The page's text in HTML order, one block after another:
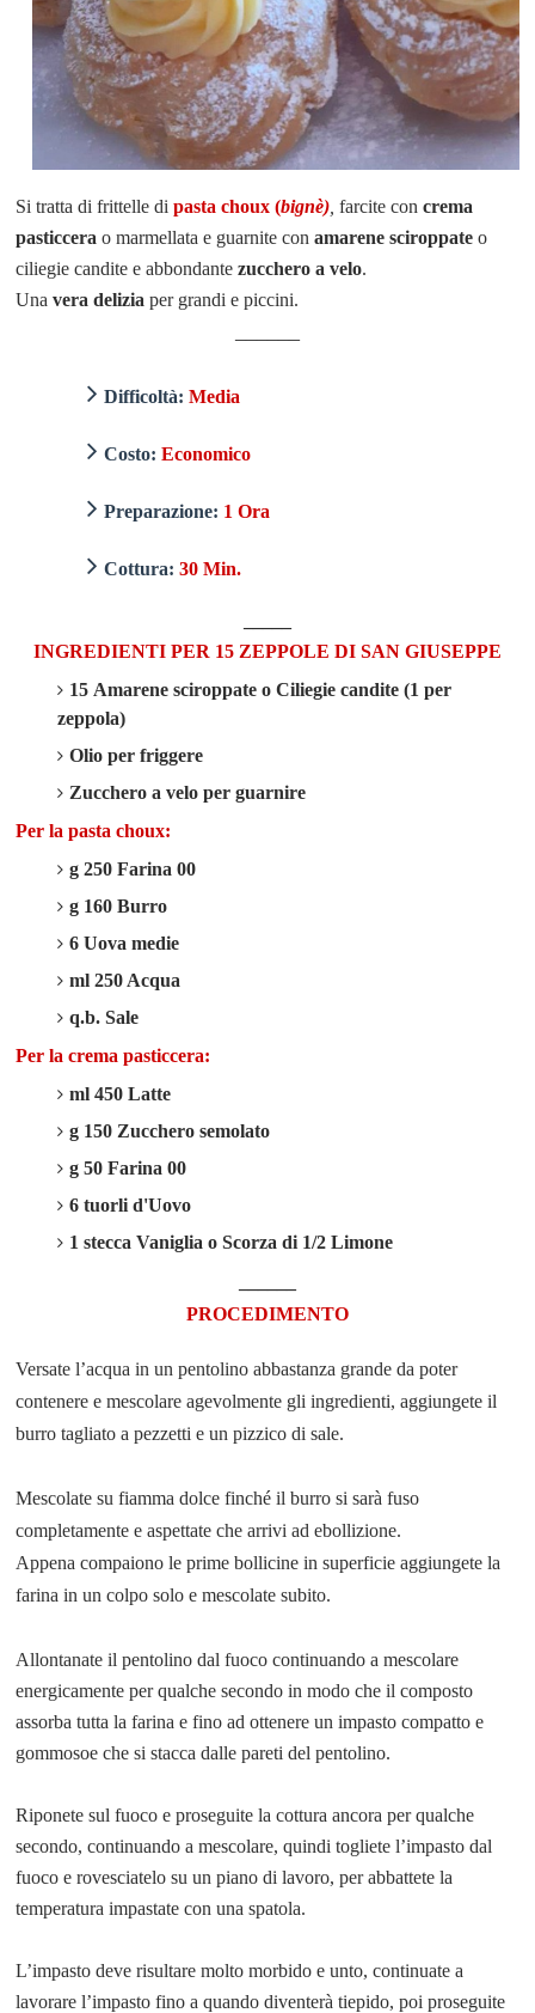
Si tratta di frittelle dipasta choux (bignè), farcite concrema
pasticcera o marmellata e guarnite conamarene sciroppate o
ciliegie candite e abbondantezucchero a velo.
Unavera delizia per grandi e piccini.
Difficoltà:Media
Costo: Economico
Preparazione: 1 Ora
Cottura:30 Min.
INGREDIENTI PER 15 ZEPPOLE DI SAN GIUSEPPE
15 Amarene sciroppate o Ciliegie candite (1 per
zeppola)
Olio per friggere
Zucchero a velo per guarnire
Per la pasta choux:
g 250 Farina 00
g 160 Burro
6 Uova medie
ml 250 Acqua
q.b. Sale
Per la crema pasticcera:
ml 450 Latte
g 150 Zucchero semolato
g 50 Farina 00
6 tuorli d'Uovo
1 stecca Vaniglia o Scorza di 1/2 Limone
PROCEDIMENTO
Versate l’acqua in un pentolino abbastanza grande da poter
contenere e mescolare agevolmente gli ingredienti, aggiungete il
burro tagliato a pezzetti e un pizzico di sale.
Mescolate su fiamma dolce finché il burro si sarà fuso
completamente e aspettate che arrivi ad ebollizione.
Appena compaiono le prime bollicine in superficie aggiungete la
farina in un colpo solo e mescolate subito.
Allontanate il pentolino dal fuoco continuando a mescolare
energicamente per qualche secondo in modo che il composto
assorba tutta la farina e fino ad ottenere un impasto compatto e
gommosoe che si stacca dalle pareti del pentolino.
Riponete sul fuoco e proseguite la cottura ancora per qualche
secondo, continuando a mescolare, quindi togliete l’impasto dal
fuoco e rovesciatelo su un piano di lavoro, per abbattete la
temperatura impastate con una spatola.
L’impasto deve risultare molto morbido e unto, continuate a
lavorare l’impasto fino a quando diventerà tiepido, poi proseguite